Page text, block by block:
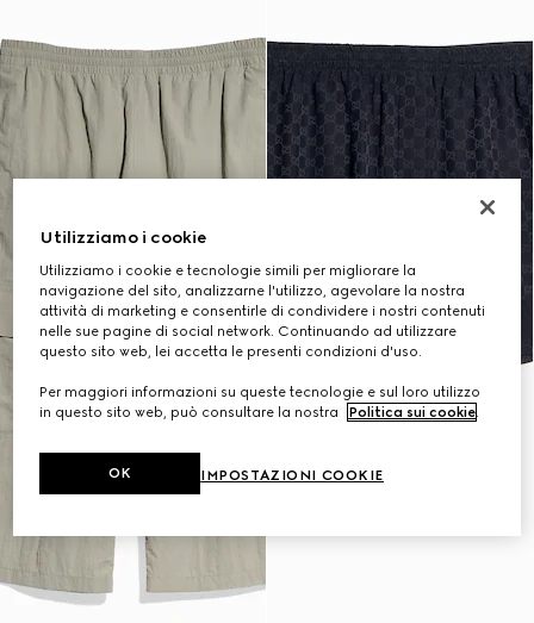
Utilizziamo i cookie
Utilizziamo i cookie e tecnologie simili per migliorare la
navigazione del sito, analizzarne l'utilizzo, agevolare la nostra
attività di marketing e consentirle di condividere i nostri contenuti
nelle sue pagine di social network. Continuando ad utilizzare
questo sito web, lei accetta le presenti condizioni d'uso.
Per maggiori informazioni su queste tecnologie e sul loro utilizzo
in questo sito web, può consultare la nostra
Politica sui cookie.
IMPOSTAZIONI COOKIE
OK